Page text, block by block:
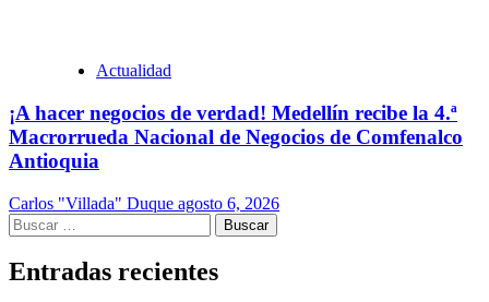
Actualidad
¡A hacer negocios de verdad! Medellín recibe la 4.ª
Macrorrueda Nacional de Negocios de Comfenalco
Antioquia
Carlos "Villada" Duque agosto 6, 2026
Buscar:
Entradas recientes